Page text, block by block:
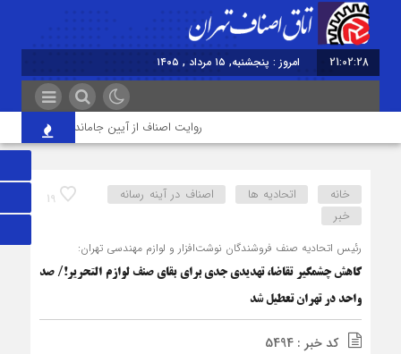
21:02:29 امروز : پنجشنبه, ۱۵ مرداد , ۱۴۰۵
روایت اصناف از آیین جاماندگان اربعین در
19 خانه اتحادیه ها
اصناف در آینه رسانه
خبر
رئیس اتحادیه صنف فروشندگان نوشت‌افزار و لوازم مهندسی تهران:
کاهش چشمگیر تقاضا، تهدیدی جدی برای بقای صنف لوازم التحریر!/ صد
واحد در تهران تعطیل شد
کد خبر : 5494